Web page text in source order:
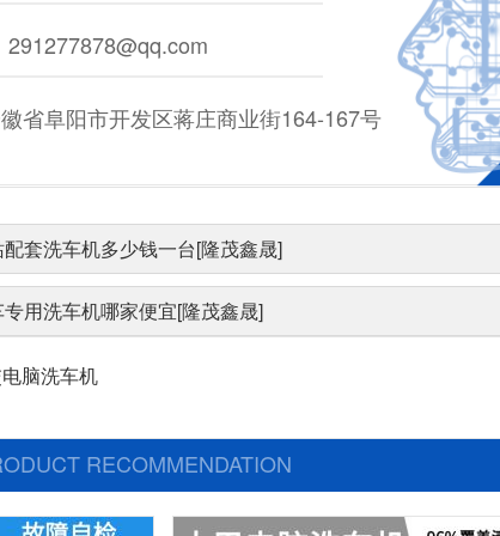
291277878@qq.com
省阜阳市开发区蒋庄商业街164-167号
套洗车机多少钱一台[隆茂鑫晟]
用洗车机哪家便宜[隆茂鑫晟]
脑洗车机
RECOMMENDATION